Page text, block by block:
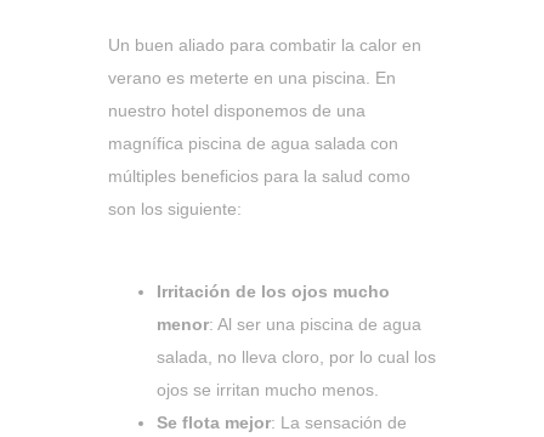
Un buen aliado para combatir la calor en
verano es meterte en una piscina. En
nuestro hotel disponemos de una
magnífica piscina de agua salada con
múltiples beneficios para la salud como
son los siguiente:
Irritación de los ojos mucho
menor: Al ser una piscina de agua
salada, no lleva cloro, por lo cual los
ojos se irritan mucho menos.
Se flota mejor: La sensación de